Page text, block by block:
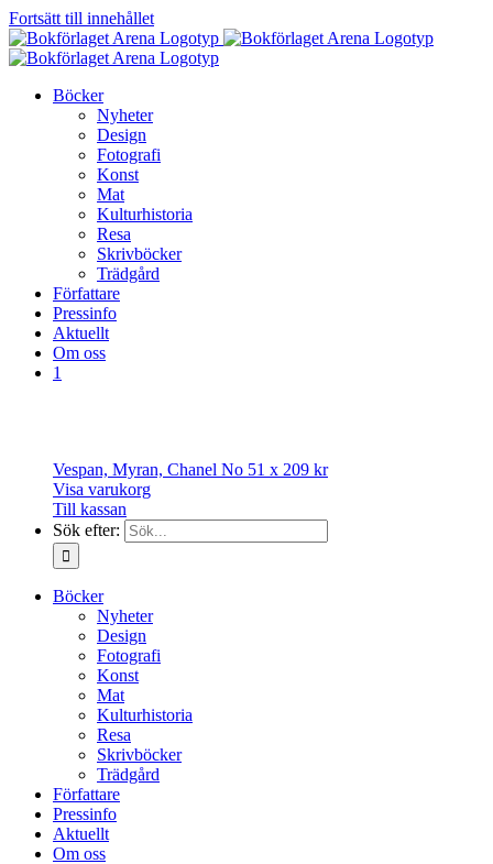
Fortsätt till innehållet
Böcker
Nyheter
Design
Fotografi
Konst
Mat
Kulturhistoria
Resa
Skrivböcker
Trädgård
Författare
Pressinfo
Aktuellt
Om oss
1
Vespan, Myran, Chanel No 51 x 209 kr
Visa varukorg
Till kassan
Sök efter:
Böcker
Nyheter
Design
Fotografi
Konst
Mat
Kulturhistoria
Resa
Skrivböcker
Trädgård
Författare
Pressinfo
Aktuellt
Om oss